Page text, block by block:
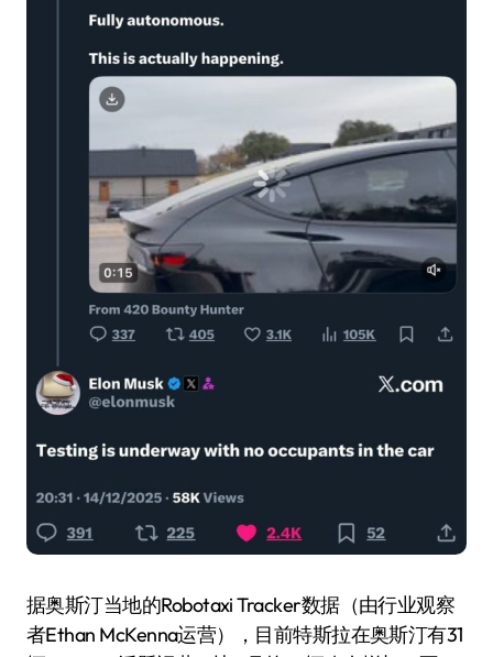
据奥斯汀当地的Robotaxi Tracker数据（由行业观察
者Ethan McKenna运营），目前特斯拉在奥斯汀有31